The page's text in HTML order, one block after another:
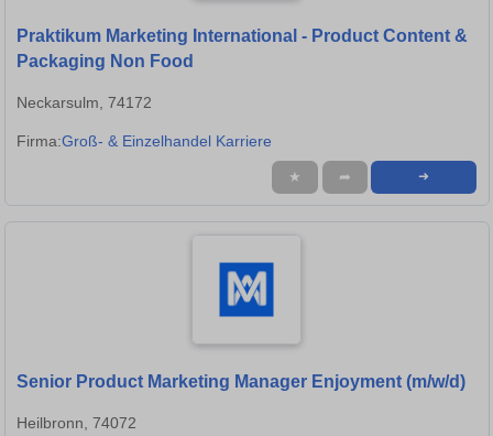
Praktikum Marketing International - Product Content &
Packaging Non Food
Neckarsulm, 74172
Firma:Groß- & Einzelhandel Karriere
★ ➦ ➜
Senior Product Marketing Manager Enjoyment (m/w/d)
Heilbronn, 74072